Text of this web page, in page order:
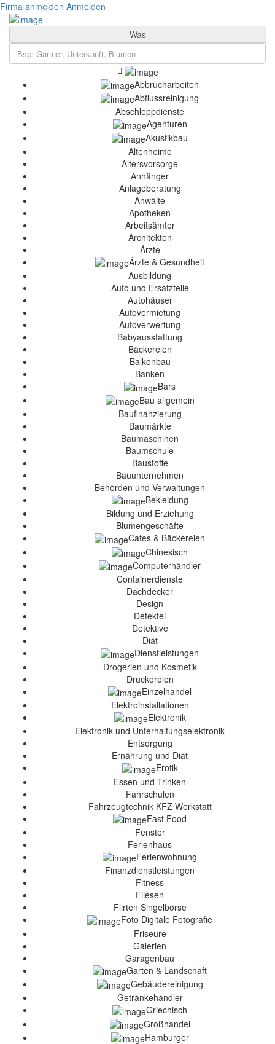
Firma anmelden Anmelden
Was
Abbrucharbeiten
Abflussreinigung
Abschleppdienste
Agenturen
Akustikbau
Altenheime
Altersvorsorge
Anhänger
Anlageberatung
Anwälte
Apotheken
Arbeitsämter
Architekten
Ärzte
Ärzte & Gesundheit
Ausbildung
Auto und Ersatzteile
Autohäuser
Autovermietung
Autoverwertung
Babyausstattung
Bäckereien
Balkonbau
Banken
Bars
Bau allgemein
Baufinanzierung
Baumärkte
Baumaschinen
Baumschule
Baustoffe
Bauunternehmen
Behörden und Verwaltungen
Bekleidung
Bildung und Erziehung
Blumengeschäfte
Cafes & Bäckereien
Chinesisch
Computerhändler
Containerdienste
Dachdecker
Design
Detektei
Detektive
Diät
Dienstleistungen
Drogerien und Kosmetik
Druckereien
Einzelhandel
Elektroinstallationen
Elektronik
Elektronik und Unterhaltungselektronik
Entsorgung
Ernährung und Diät
Erotik
Essen und Trinken
Fahrschulen
Fahrzeugtechnik KFZ Werkstatt
Fast Food
Fenster
Ferienhaus
Ferienwohnung
Finanzdienstleistungen
Fitness
Fliesen
Flirten Singelbörse
Foto Digitale Fotografie
Friseure
Galerien
Garagenbau
Garten & Landschaft
Gebäudereinigung
Getränkehändler
Griechisch
Großhandel
Hamburger